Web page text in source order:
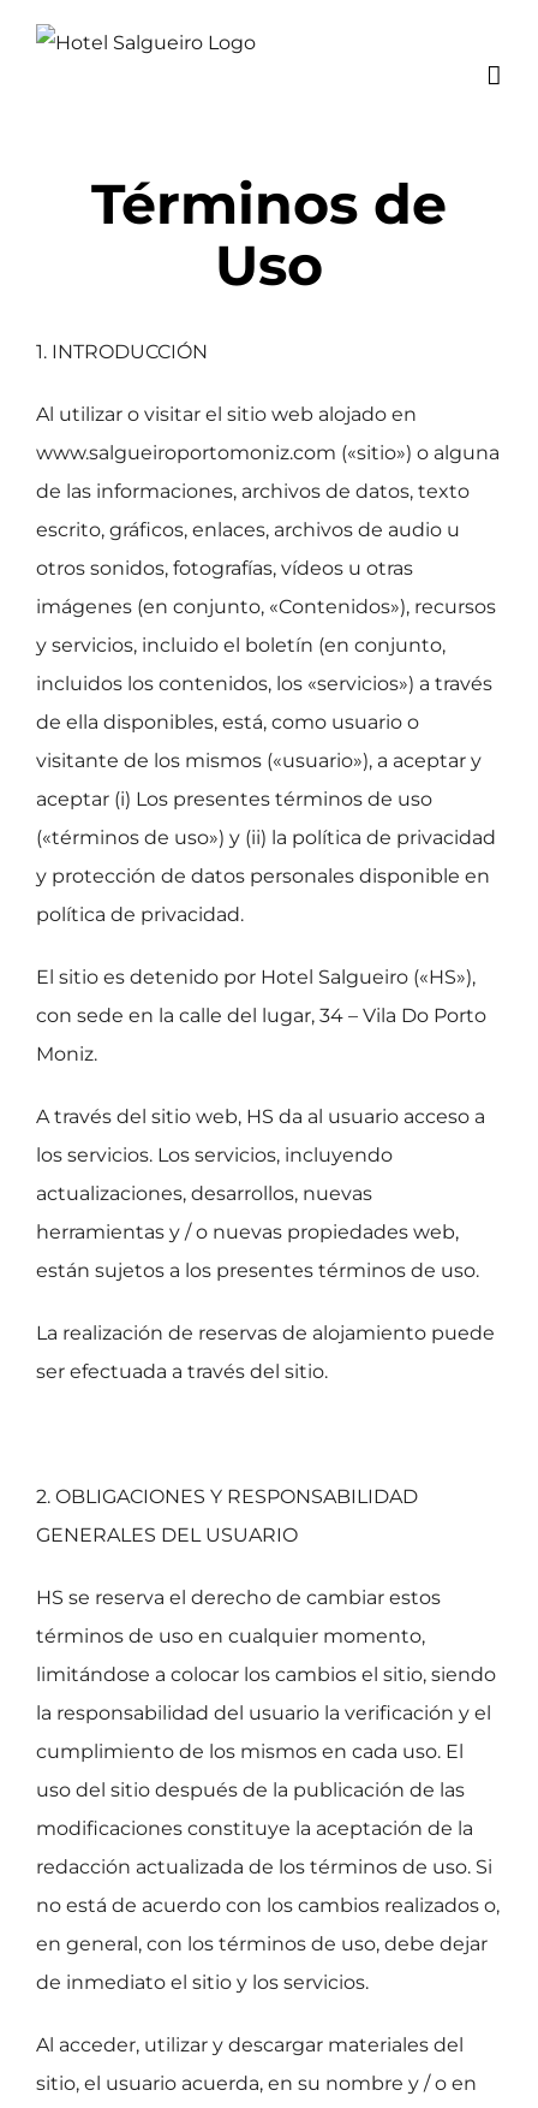
Términos de
Uso
1. INTRODUCCIÓN
Al utilizar o visitar el sitio web alojado en
www.salgueiroportomoniz.com («sitio») o alguna
de las informaciones, archivos de datos, texto
escrito, gráficos, enlaces, archivos de audio u
otros sonidos, fotografías, vídeos u otras
imágenes (en conjunto, «Contenidos»), recursos
y servicios, incluido el boletín (en conjunto,
incluidos los contenidos, los «servicios») a través
de ella disponibles, está, como usuario o
visitante de los mismos («usuario»), a aceptar y
aceptar (i) Los presentes términos de uso
(«términos de uso») y (ii) la política de privacidad
y protección de datos personales disponible en
política de privacidad.
El sitio es detenido por Hotel Salgueiro («HS»),
con sede en la calle del lugar, 34 – Vila Do Porto
Moniz.
A través del sitio web, HS da al usuario acceso a
los servicios. Los servicios, incluyendo
actualizaciones, desarrollos, nuevas
herramientas y / o nuevas propiedades web,
están sujetos a los presentes términos de uso.
La realización de reservas de alojamiento puede
ser efectuada a través del sitio.
2. OBLIGACIONES Y RESPONSABILIDAD
GENERALES DEL USUARIO
HS se reserva el derecho de cambiar estos
términos de uso en cualquier momento,
limitándose a colocar los cambios el sitio, siendo
la responsabilidad del usuario la verificación y el
cumplimiento de los mismos en cada uso. El
uso del sitio después de la publicación de las
modificaciones constituye la aceptación de la
redacción actualizada de los términos de uso. Si
no está de acuerdo con los cambios realizados o,
en general, con los términos de uso, debe dejar
de inmediato el sitio y los servicios.
Al acceder, utilizar y descargar materiales del
sitio, el usuario acuerda, en su nombre y / o en